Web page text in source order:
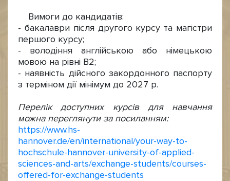
Вимоги до кандидатів:
- бакалаври після другого курсу та магістри
першого курсу;
- володіння англійською або німецькою
мовою на рівні В2;
- наявність дійсного закордонного паспорту
з терміном дії мінімум до 2027 р.
Перелік доступних курсів для навчання
можна переглянути за посиланням:
https://www.hs-
hannover.de/en/international/your-way-to-
hochschule-hannover-university-of-applied-
sciences-and-arts/exchange-students/courses-
offered-for-exchange-students